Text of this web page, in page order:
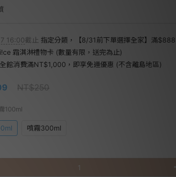
16:00截止 指定分類，【8/31前下單選擇全家】滿$888
霜淇淋禮物卡 (數量有限，送完為止)
館消費滿NT$1,000，即享免運優惠 (不含離島地區)
NT$250
100ml
噴霧300ml